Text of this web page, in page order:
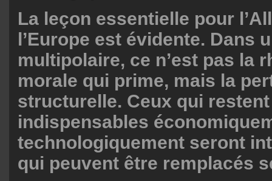
La leçon essentielle pour
l’Europe est évidente. Dans
multipolaire, ce n’est pas la
morale qui prime, mais la
structurelle. Ceux qui restent
indispensables
technologiquement seront
qui peuvent être remplacés